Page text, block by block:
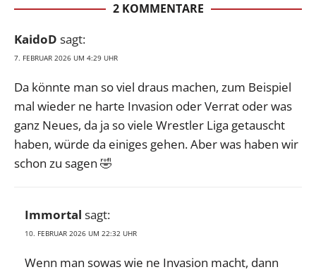
2 KOMMENTARE
KaidoD sagt:
7. FEBRUAR 2026 UM 4:29 UHR
Da könnte man so viel draus machen, zum Beispiel
mal wieder ne harte Invasion oder Verrat oder was
ganz Neues, da ja so viele Wrestler Liga getauscht
haben, würde da einiges gehen. Aber was haben wir
schon zu sagen 🤣
Immortal sagt:
10. FEBRUAR 2026 UM 22:32 UHR
Wenn man sowas wie ne Invasion macht, dann